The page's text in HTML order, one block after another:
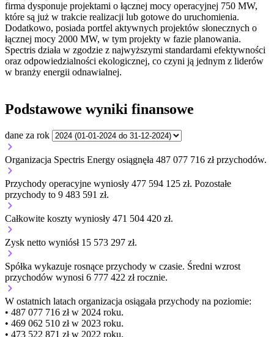
firma dysponuje projektami o łącznej mocy operacyjnej 750 MW,
które są już w trakcie realizacji lub gotowe do uruchomienia.
Dodatkowo, posiada portfel aktywnych projektów słonecznych o
łącznej mocy 2000 MW, w tym projekty w fazie planowania.
Spectris działa w zgodzie z najwyższymi standardami efektywności
oraz odpowiedzialności ekologicznej, co czyni ją jednym z liderów
w branży energii odnawialnej.
Podstawowe wyniki finansowe
dane za rok
Organizacja Spectris Energy osiągnęła 487 077 716 zł przychodów.
Przychody operacyjne wyniosły 477 594 125 zł. Pozostałe
przychody to 9 483 591 zł.
Całkowite koszty wyniosły 471 504 420 zł.
Zysk netto wyniósł 15 573 297 zł.
Spółka wykazuje rosnące przychody w czasie. Średni wzrost
przychodów wynosi 6 777 422 zł rocznie.
W ostatnich latach organizacja osiągała przychody na poziomie:
• 487 077 716 zł w 2024 roku.
• 469 062 510 zł w 2023 roku.
• 473 522 871 zł w 2022 roku.